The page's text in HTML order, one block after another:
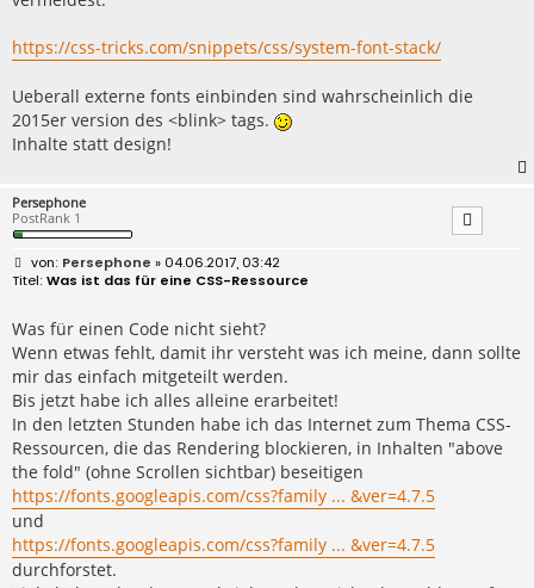
https://css-tricks.com/snippets/css/system-font-stack/
Ueberall externe fonts einbinden sind wahrscheinlich die
2015er version des <blink> tags.
Inhalte statt design!
Persephone
PostRank 1
B
e
r
a
g
Persephone » 04.06.2017, 03:42
Was ist das für eine CSS-Ressource
Was für einen Code nicht sieht?
Wenn etwas fehlt, damit ihr versteht was ich meine, dann sollte
mir das einfach mitgeteilt werden.
Bis jetzt habe ich alles alleine erarbeitet!
In den letzten Stunden habe ich das Internet zum Thema CSS-
Ressourcen, die das Rendering blockieren, in Inhalten "above
the fold" (ohne Scrollen sichtbar) beseitigen
https://fonts.googleapis.com/css?family ... &ver=4.7.5
und
https://fonts.googleapis.com/css?family ... &ver=4.7.5
durchforstet.